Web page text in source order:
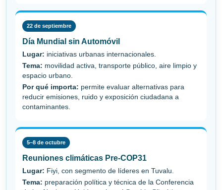
22 de septiembre
Día Mundial sin Automóvil
Lugar: iniciativas urbanas internacionales.
Tema: movilidad activa, transporte público, aire limpio y
espacio urbano.
Por qué importa: permite evaluar alternativas para
reducir emisiones, ruido y exposición ciudadana a
contaminantes.
5–8 de octubre
Reuniones climáticas Pre-COP31
Lugar: Fiyi, con segmento de líderes en Tuvalu.
Tema: preparación política y técnica de la Conferencia